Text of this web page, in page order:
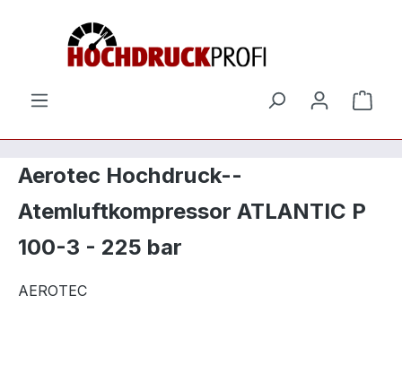
Zum Hauptinhalt springen
Aerotec Hochdruck--
Atemluftkompressor ATLANTIC P
100-3 - 225 bar
AEROTEC